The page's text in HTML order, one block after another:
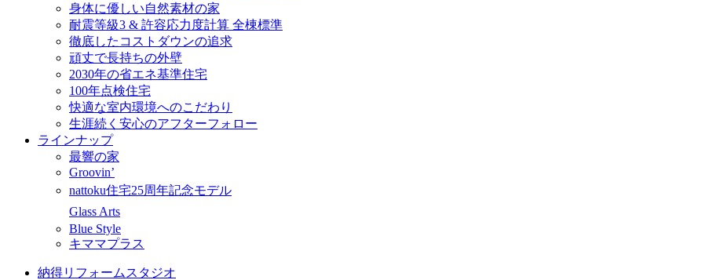
身体に優しい自然素材の家
耐震等級3 & 許容応力度計算 全棟標準
徹底したコストダウンの追求
頑丈で長持ちの外壁
2030年の省エネ基準住宅
100年点検住宅
快適な室内環境へのこだわり
生涯続く安心のアフターフォロー
ラインナップ
最響の家
Groovin’
nattoku住宅25周年記念モデル
Glass Arts
Blue Style
キママプラス
納得リフォームスタジオ